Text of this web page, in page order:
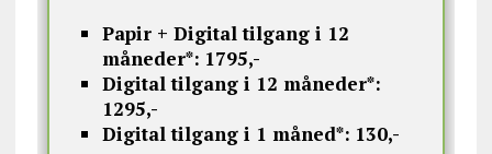
Papir + Digital tilgang i 12
måneder*: 1795,-
Digital tilgang i 12 måneder*:
1295,-
Digital tilgang i 1 måned*: 130,-